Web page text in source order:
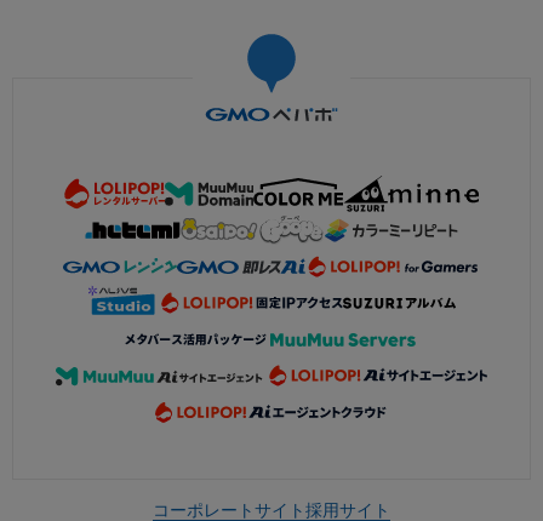
コーポレートサイト採用サイト